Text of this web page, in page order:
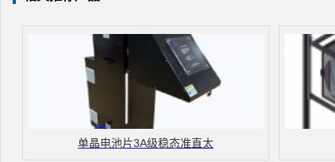
单晶电池片3A级稳态准直太